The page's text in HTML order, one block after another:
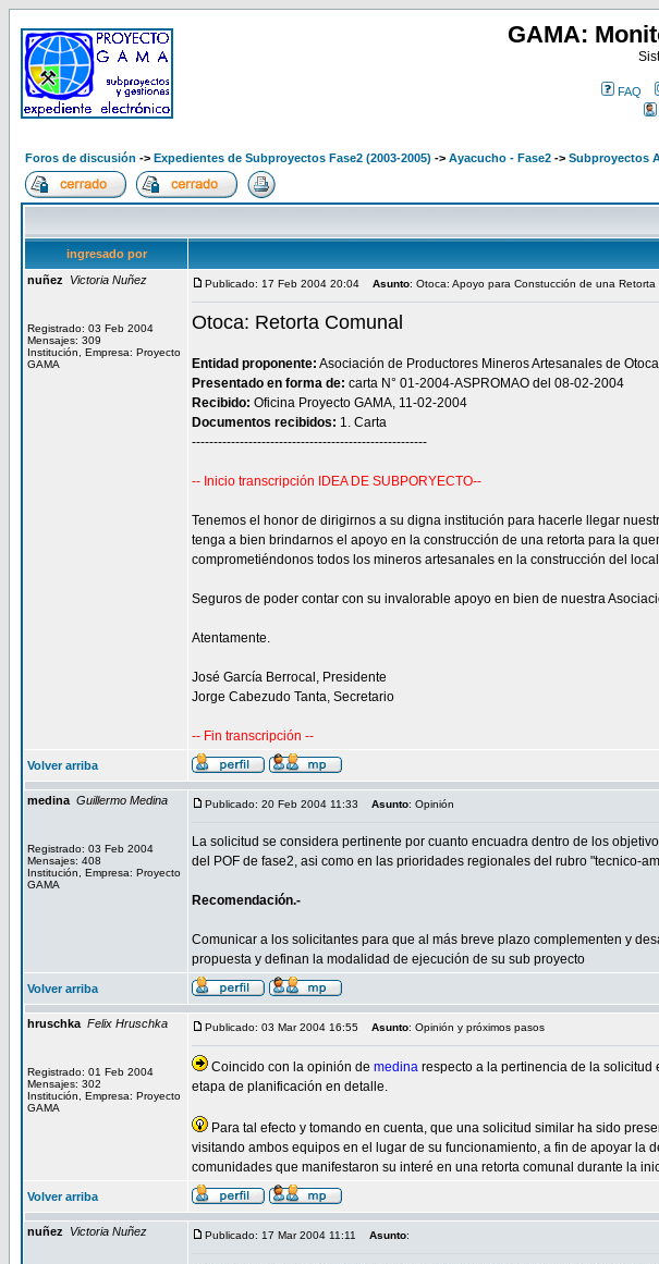
GAMA:
FAQ
Foros de discusión -> Expedientes de Subproyectos Fase2 (2003-2005) -> Ayacucho - Fase2 -> Subproyectos
ingresado por
nuñez
Victoria Nuñez
Registrado: 03 Feb 2004
Mensajes: 309
Institución, Empresa: Proyecto
GAMA
Publicado: 17 Feb 2004 20:04 Asunto: Otoca: Apoyo para Constucción de una Retorta
Otoca: Retorta Comunal
Entidad proponente: Asociación de Productores Mineros Artesanales de Otoca
Presentado en forma de: carta N° 01-2004-ASPROMAO del 08-02-2004
Recibido: Oficina Proyecto GAMA, 11-02-2004
Documentos recibidos: 1. Carta
------------------------------------------------------
-- Inicio transcripción IDEA DE SUBPORYECTO--
Tenemos el honor de dirigirnos a su digna institución para hacerle llegar
tenga a bien brindarnos el apoyo en la construcción de una retorta para la
comprometiéndonos todos los mineros artesanales en la construcción del
Seguros de poder contar con su invalorable apoyo en bien de nuestra
Atentamente.
José García Berrocal, Presidente
Jorge Cabezudo Tanta, Secretario
-- Fin transcripción --
Volver arriba
medina Guillermo Medina
Registrado: 03 Feb 2004
Mensajes: 408
Institución, Empresa: Proyecto
GAMA
Publicado: 20 Feb 2004 11:33 Asunto: Opinión
La solicitud se considera pertinente por cuanto encuadra dentro de los
del POF de fase2, asi como en las prioridades regionales del rubro "tecnico-
Recomendación.-
Comunicar a los solicitantes para que al más breve plazo complementen y
propuesta y definan la modalidad de ejecución de su sub proyecto
Volver arriba
hruschka Felix Hruschka
Registrado: 01 Feb 2004
Mensajes: 302
Institución, Empresa: Proyecto
GAMA
Publicado: 03 Mar 2004 16:55 Asunto: Opinión y próximos pasos
Coincido con la opinión de medina respecto a la pertinencia de la
etapa de planificación en detalle.
Para tal efecto y tomando en cuenta, que una solicitud similar ha sido
visitando ambos equipos en el lugar de su funcionamiento, a fin de apoyar la
comunidades que manifestaron su interé en una retorta comunal durante la
Volver arriba
nuñez Victoria Nuñez Publicado: 17 Mar 2004 11:11 Asunto: